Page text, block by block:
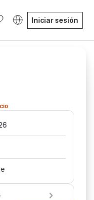
Iniciar sesión